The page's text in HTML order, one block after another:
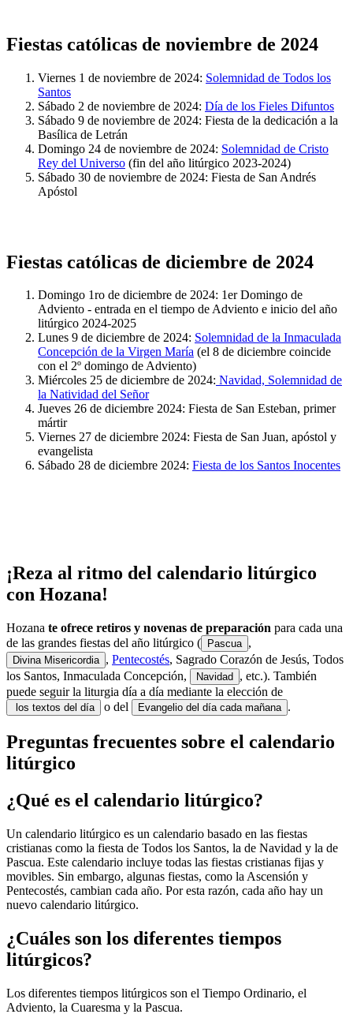
Fiestas católicas de noviembre de 2024
Viernes 1 de noviembre de 2024: Solemnidad de Todos los
Santos
Sábado 2 de noviembre de 2024: Día de los Fieles Difuntos
Sábado 9 de noviembre de 2024: Fiesta de la dedicación a la
Basílica de Letrán
Domingo 24 de noviembre de 2024: Solemnidad de Cristo
Rey del Universo (fin del año litúrgico 2023-2024)
Sábado 30 de noviembre de 2024: Fiesta de San Andrés
Apóstol
Fiestas católicas de diciembre de 2024
Domingo 1ro de diciembre de 2024: 1er Domingo de
Adviento - entrada en el tiempo de Adviento e inicio del año
litúrgico 2024-2025
Lunes 9 de diciembre de 2024: Solemnidad de la Inmaculada
Concepción de la Virgen María (el 8 de diciembre coincide
con el 2º domingo de Adviento)
Miércoles 25 de diciembre de 2024: Navidad, Solemnidad de
la Natividad del Señor
Jueves 26 de diciembre 2024: Fiesta de San Esteban, primer
mártir
Viernes 27 de diciembre 2024: Fiesta de San Juan, apóstol y
evangelista
Sábado 28 de diciembre 2024: Fiesta de los Santos Inocentes
¡Reza al ritmo del calendario litúrgico
con Hozana!
Hozana te ofrece retiros y novenas de preparación para cada una
de las grandes fiestas del año litúrgico (
Pascua ,
Divina Misericordia , Pentecostés, Sagrado Corazón de Jesús, Todos
los Santos, Inmaculada Concepción,
Navidad
, etc.). También
puede seguir la liturgia día a día mediante la elección de
los textos del día o del Evangelio del día cada mañana .
Preguntas frecuentes sobre el calendario
litúrgico
¿Qué es el calendario litúrgico?
Un calendario litúrgico es un calendario basado en las fiestas
cristianas como la fiesta de Todos los Santos, la de Navidad y la de
Pascua. Este calendario incluye todas las fiestas cristianas fijas y
movibles. Sin embargo, algunas fiestas, como la Ascensión y
Pentecostés, cambian cada año. Por esta razón, cada año hay un
nuevo calendario litúrgico.
¿Cuáles son los diferentes tiempos
litúrgicos?
Los diferentes tiempos litúrgicos son el Tiempo Ordinario, el
Adviento, la Cuaresma y la Pascua.